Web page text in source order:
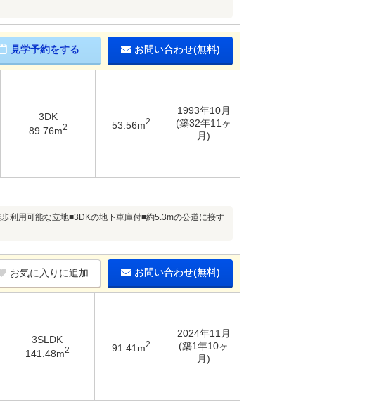
見学予約をする お問い合わせ(無料)
3DK
89.76m2 53.56m2
1993年10月
(築32年11ヶ
月)
利用可能な立地■3DKの地下車庫付■約5.3mの公道に接す
お気に入りに追加 お問い合わせ(無料)
3SLDK
141.48m2 91.41m2
2024年11月
(築1年10ヶ
月)